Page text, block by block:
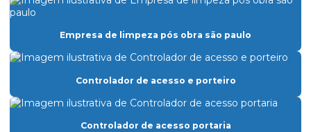
Empresa especializada em limpeza de vidros
Empresa de facilities prediais
Empresa facility serviços gerais
Empresa de lavagem de fachada de vidro
Empresa de limpeza pós obra são paulo
Controlador de acesso e porteiro
Controlador de acesso portaria